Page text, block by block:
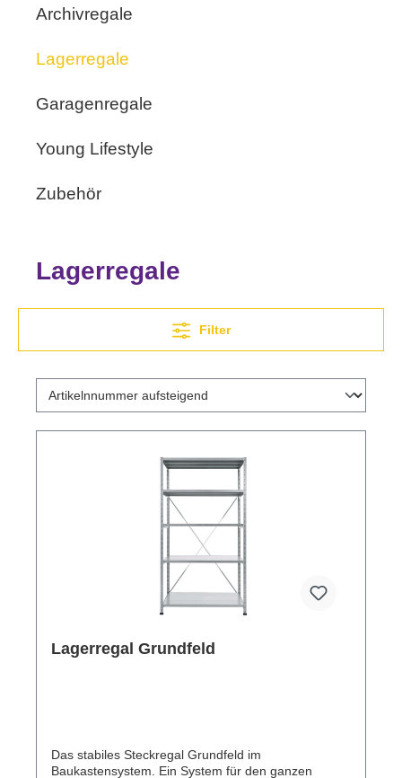
Archivregale
Lagerregale
Garagenregale
Young Lifestyle
Zubehör
Lagerregale
Filter
Lagerregal Grundfeld
Das stabiles Steckregal Grundfeld im
Baukastensystem. Ein System für den ganzen